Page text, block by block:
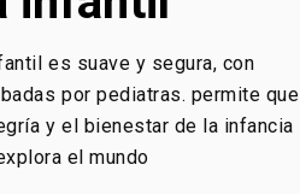
es suave y segura, con
por pediatras. permite que
y el bienestar de la infancia
el mundo